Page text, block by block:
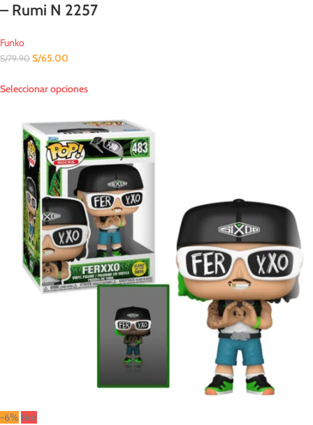
– Rumi N 2257
Funko
S/79.90 S/65.00
Seleccionar opciones
-6% Hot